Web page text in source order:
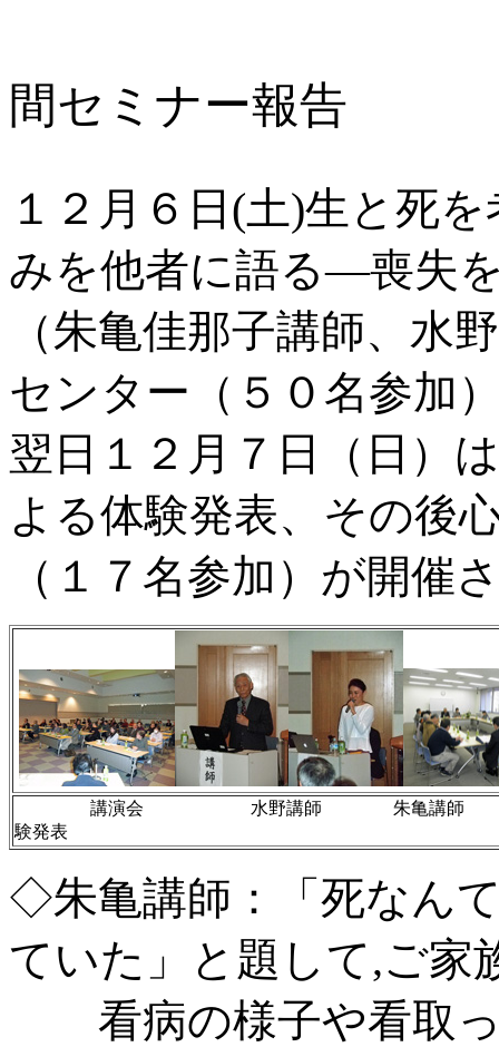
間セミナー報告
１２月６日(土)生と死
みを他者に語る―喪失
（朱亀佳那子講師、水
センター（５０名参加
翌日１２月７日（日）
よる体験発表、その後
（１７名参加）が開催
講演会 水野講師 朱亀講
験発表
◇朱亀講師：「死なん
ていた」と題して,ご家
看病の様子や看取っ